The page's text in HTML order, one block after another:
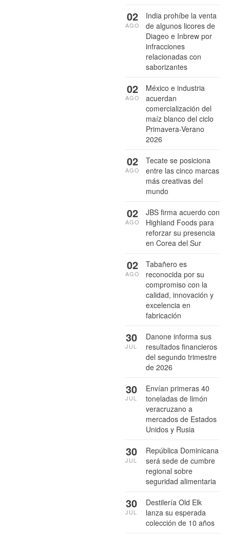
India prohíbe la venta
de algunos licores de
Diageo e Inbrew por
infracciones
relacionadas con
saborizantes
02
AGO
México e industria
acuerdan
comercialización del
maíz blanco del ciclo
Primavera-Verano
2026
02
AGO
Tecate se posiciona
entre las cinco marcas
más creativas del
mundo
02
AGO
JBS firma acuerdo con
Highland Foods para
reforzar su presencia
en Corea del Sur
02
AGO
Tabañero es
reconocida por su
compromiso con la
calidad, innovación y
excelencia en
fabricación
02
AGO
Danone informa sus
resultados financieros
del segundo trimestre
de 2026
30
JUL
Envían primeras 40
toneladas de limón
veracruzano a
mercados de Estados
Unidos y Rusia
30
JUL
República Dominicana
será sede de cumbre
regional sobre
seguridad alimentaria
30
JUL
Destilería Old Elk
lanza su esperada
colección de 10 años
30
JUL